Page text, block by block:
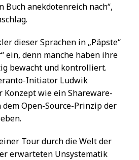
Buch anekdotenreich nach“,
dieser Sprachen in „Päpste“
ein, denn manche haben ihre
bewacht und kontrolliert.
Initiator Ludwik
Konzept wie ein Shareware-
Open-Source-Prinzip der
Tour durch die Welt der
erwarteten Unsystematik